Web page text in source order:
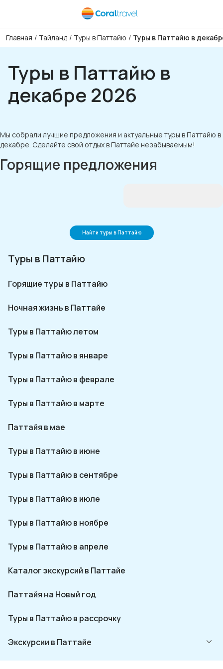
Главная / Тайланд / Туры в Паттайю / Туры в Паттайю в
Туры в Паттайю в
декабре 2026
Мы собрали лучшие предложения и актуальные туры в Паттайю в
декабре. Сделайте свой отдых в Паттайе незабываемым!
Горящие предложения
Найти туры в Паттайю
Туры в Паттайю
Горящие туры в Паттайю
Ночная жизнь в Паттайе
Туры в Паттайю летом
Туры в Паттайю в январе
Туры в Паттайю в феврале
Туры в Паттайю в марте
Паттайя в мае
Туры в Паттайю в июне
Туры в Паттайю в сентябре
Туры в Паттайю в июле
Туры в Паттайю в ноябре
Туры в Паттайю в апреле
Каталог экскурсий в Паттайе
Паттайя на Новый год
Туры в Паттайю в рассрочку
Экскурсии в Паттайе